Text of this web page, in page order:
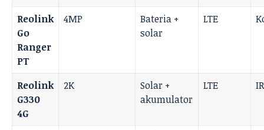
Reolink
Go
Ranger
PT
4MP
Bateria +
solar
LTE
Reolink
G330
4G
2K
Solar +
akumulator
LTE